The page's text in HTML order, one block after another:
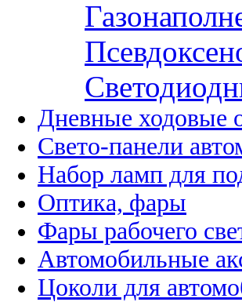
Дневные ходовые
Свето-панели
Набор ламп для
Оптика, фары
Фары рабочего
Автомобильные
Цоколи для